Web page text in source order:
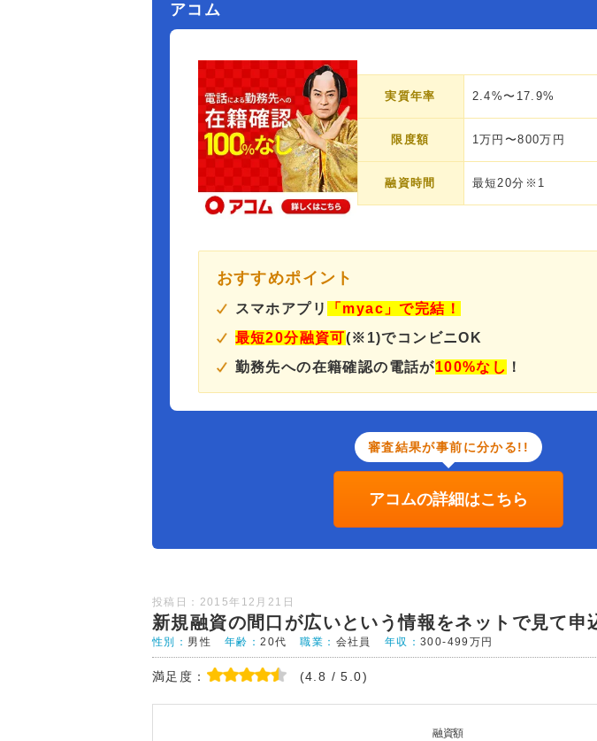
アコム
実質年率 2.4%〜17.9%
限度額 1万円〜800万円
融資時間 最短20分※1
おすすめポイント
スマホアプリ
「myac」で完結！
最短20分融資可(※1)でコンビニOK
勤務先への在籍確認の電話が100%なし ！
審査結果が事前に分かる!!
アコムの詳細はこちら
投稿日：2015年12月21日
新規融資の間口が広いという情報をネットで見て申
性別： 男性 年齢：20代 職業： 会社員 年収：300-499万円
満足度： (4.8 / 5.0)